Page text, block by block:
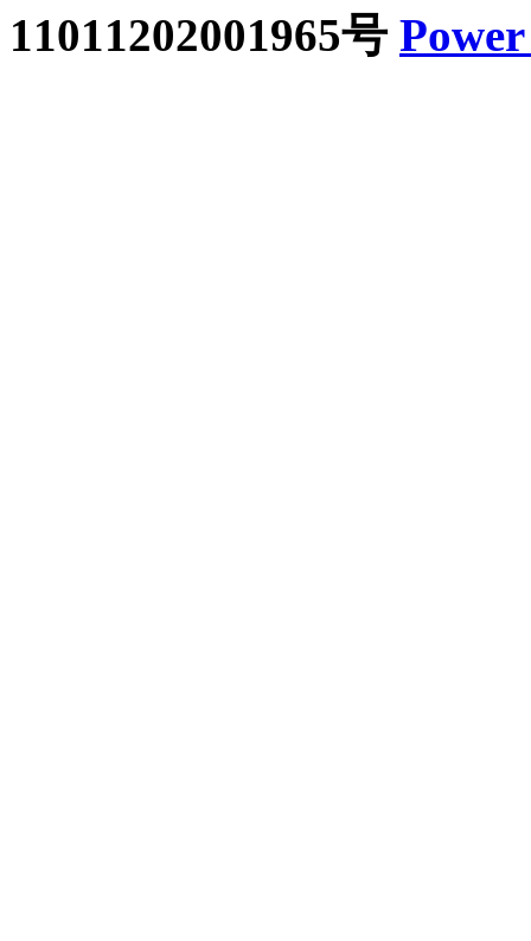
11011202001965号